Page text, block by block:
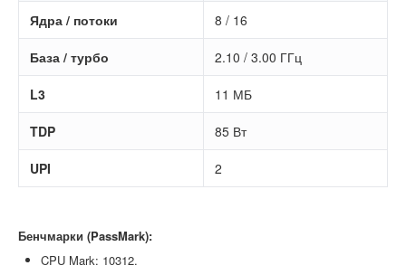
Ядра / потоки 8 / 16
База / турбо 2.10 / 3.00 ГГц
L3 11 МБ
TDP 85 Вт
UPI 2
Бенчмарки (PassMark):
CPU Mark: 10312.